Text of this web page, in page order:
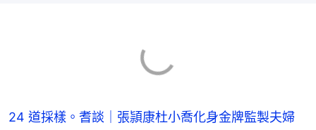
24 道採樣。耆談｜張頴康杜小喬化身金牌監製夫婦